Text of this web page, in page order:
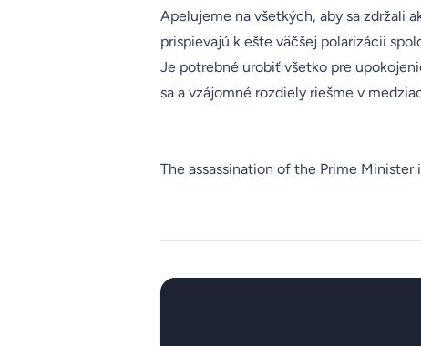
Apelujeme na všetkých, aby sa zdržali
prispievajú k ešte väčšej polarizácii
Je potrebné urobiť všetko pre
sa a vzájomné rozdiely riešme v
The assassination of the Prime